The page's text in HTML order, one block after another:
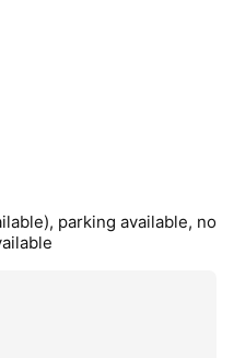
parking available, no